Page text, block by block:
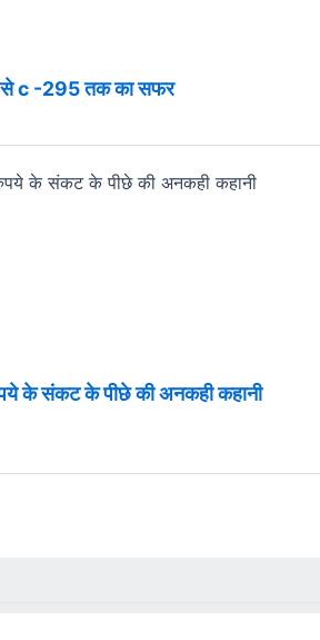
से c -295 तक का सफर
के संकट के पीछे की अनकही कहानी